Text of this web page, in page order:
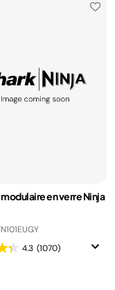
en verre Ninja
4.3 (1070)